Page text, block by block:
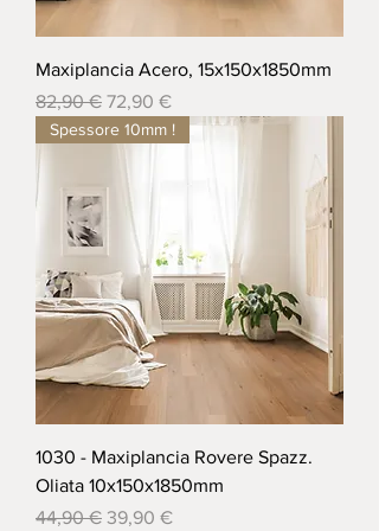
Maxiplancia Acero, 15x150x1850mm
Prezzo regolare
82,90 € Prezzo scontato
72,90 €
Spessore 10mm !
1030 - Maxiplancia Rovere Spazz.
Oliata 10x150x1850mm
Prezzo regolare
44,90 € Prezzo scontato
39,90 €